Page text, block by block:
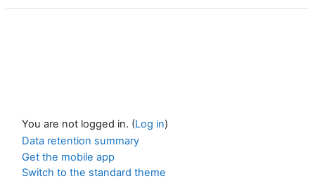
You are not logged in. (Log in)
Data retention summary
Get the mobile app
Switch to the standard theme